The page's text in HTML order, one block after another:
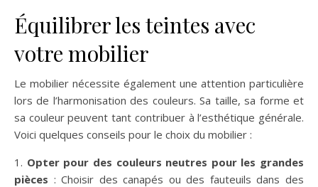
Équilibrer les teintes avec
votre mobilier
Le mobilier nécessite également une attention particulière
lors de l’harmonisation des couleurs. Sa taille, sa forme et
sa couleur peuvent tant contribuer à l’esthétique générale.
Voici quelques conseils pour le choix du mobilier :
1. Opter pour des couleurs neutres pour les grandes
pièces : Choisir des canapés ou des fauteuils dans des